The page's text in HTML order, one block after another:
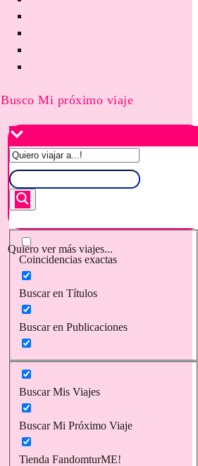
Busco Mi próximo viaje
Quiero ver más viajes...
Coincidencias exactas
Buscar en Títulos
Buscar en Publicaciones
Buscar Mis Viajes
Buscar Mi Próximo Viaje
Tienda FandomturME!